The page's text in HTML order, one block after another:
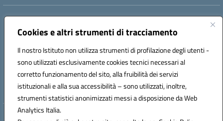
Cookies e altri strumenti di tracciamento
Il nostro Istituto non utilizza strumenti di profilazione degli utenti -
sono utilizzati esclusivamente cookies tecnici necessari al
corretto funzionamento del sito, alla fruibilità dei servizi
istituzionali e alla sua accessibilità – sono utilizzati, inoltre,
strumenti statistici anonimizzati messi a disposizione da Web
Analytics Italia.
Indirizzo:
Centralino:0924 534873 Salemi - 0924534879 Partanna
Posta elettronica certificata (PEC):tpis002005@pec.istruzione.it
Codice fiscale: 90000320813
Codice meccanografico: TPIS002005
Hosting & Powered by 3D Solution S.r.l.